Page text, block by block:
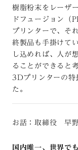
樹脂粉末をレーザ
ドフュージョン（
プリンターで、そ
終製品も手掛けて
し込めれば、人が
ることができると
3Dプリンターの特
た。
お話：取締役 早
国内唯一、世界で